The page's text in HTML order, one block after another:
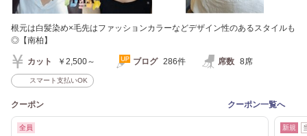
根元は白髪染め×毛先はファッションカラーなどデザイン性のあるスタイルも
◎【南柏】
カット ￥2,500～ ブログ 286件 席数 8席
スマート支払いOK
クーポン クーポン一覧へ
全員 新規